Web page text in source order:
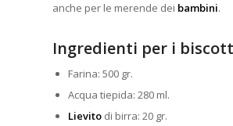
anche per le merende dei bambini.
Ingredienti per i
Farina: 500 gr.
Acqua tiepida: 280 ml.
Lievito di birra: 20 gr.